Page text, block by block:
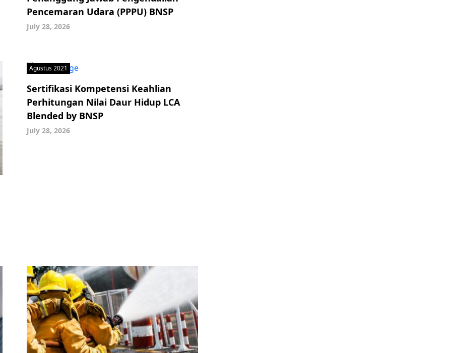
Pencemaran Udara (PPPU) BNSP
July 28, 2026
Agustus 2021
Sertifikasi Kompetensi Keahlian
Perhitungan Nilai Daur Hidup LCA
Blended by BNSP
July 28, 2026